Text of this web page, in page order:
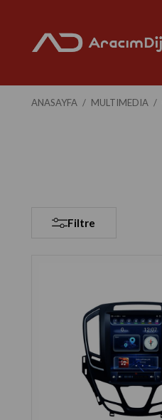
ANASAYFA MULTIMEDIA
Filtre